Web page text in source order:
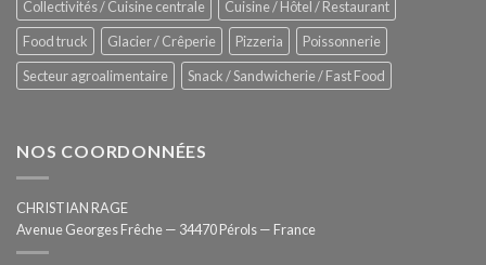
Collectivités / Cuisine centrale
Cuisine / Hôtel / Restaurant
Food truck
Glacier / Crêperie Pizzeria
Poissonnerie
Secteur agroalimentaire
Snack / Sandwicherie / Fast Food
NOS COORDONNÉES
CHRISTIAN RAGE
Avenue Georges Frêche — 34470 Pérols — France